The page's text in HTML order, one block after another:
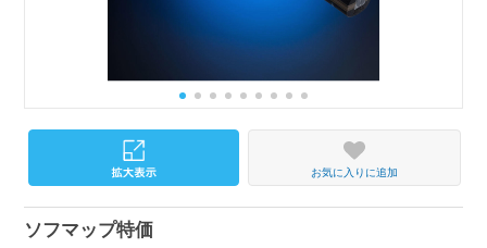
お気に入りに追加
ソフマップ特価